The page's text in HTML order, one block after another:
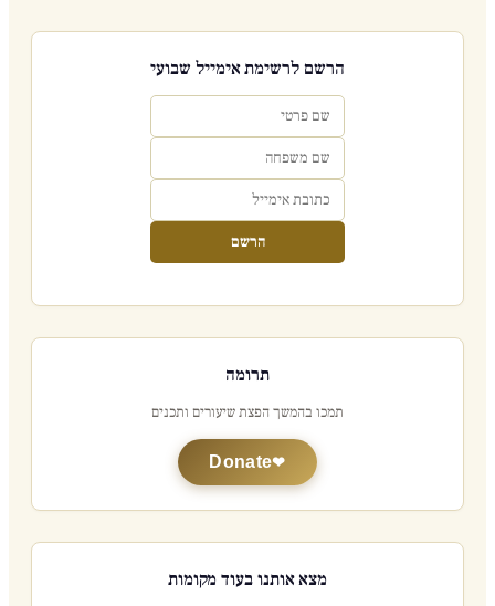
הרשם לרשימת אימייל שבועי
הרשם
תרומה
תמכו בהמשך הפצת שיעורים ותכנים
Donate
מצא אותנו בעוד מקומות